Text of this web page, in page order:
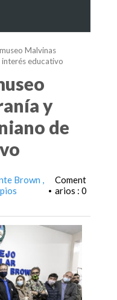
Malvinas
educativo
y
de
Brown
•
Coment
arios : 0